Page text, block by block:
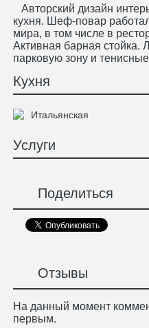
Авторский дизайн
кухня. Шеф-повар
мира, в том числе в
Активная барная стойка.
парковую зону и
Кухня
Итальянская
Услуги
Поделиться
Отзывы
На данный момент
первым.